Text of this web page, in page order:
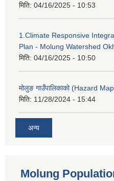
मिति: 04/16/2025 - 10:53
1.Climate Responsive
Plan - Molung Watershed
मिति: 04/16/2025 - 10:50
मोलुङ गाउँपालिकाको (Hazard
मिति: 11/28/2024 - 15:44
अन्य
Molung